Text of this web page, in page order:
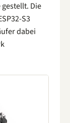
Die
S3
dabei